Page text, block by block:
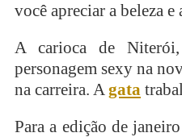
você apreciar a beleza
A carioca de
personagem sexy na
na carreira. Agata
Para a edição de